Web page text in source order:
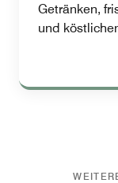
Getränken,
und